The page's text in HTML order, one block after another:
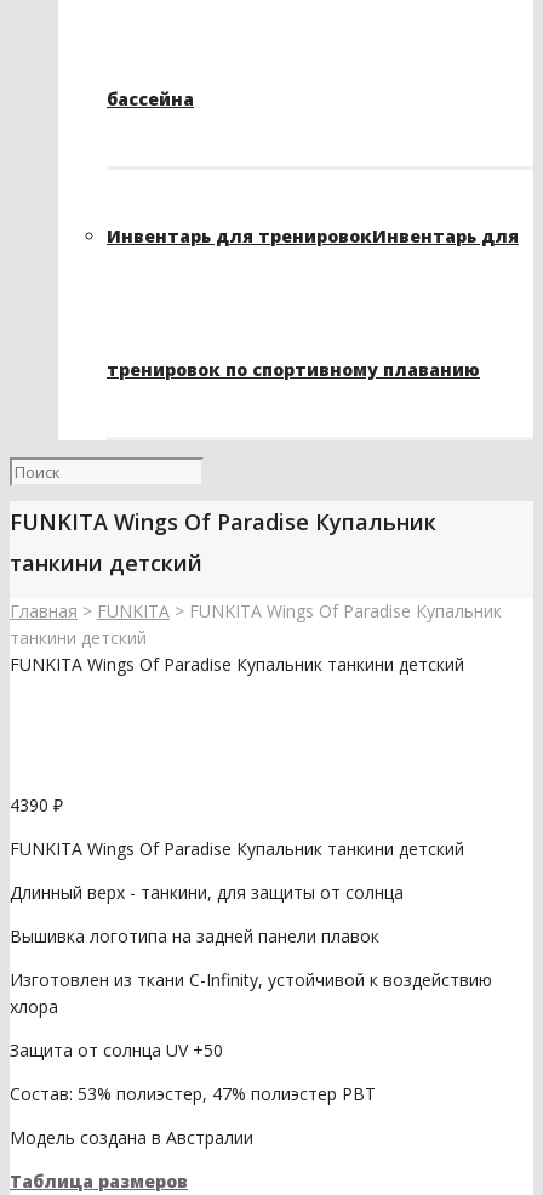
бассейна
Инвентарь для тренировокИнвентарь для
тренировок по спортивному плаванию
FUNKITA Wings Of Paradise Купальник
танкини детский
Главная > FUNKITA > FUNKITA Wings Of Paradise Купальник
танкини детский
FUNKITA Wings Of Paradise Купальник танкини детский
4390 ₽
FUNKITA Wings Of Paradise Купальник танкини детский
Длинный верх - танкини, для защиты от солнца
Вышивка логотипа на задней панели плавок
Изготовлен из ткани C-Infinity, устойчивой к воздействию
хлора
Защита от солнца UV +50
Состав: 53% полиэстер, 47% полиэстер PBT
Модель создана в Австралии
Таблица размеров